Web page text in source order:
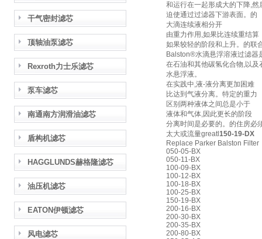
干气密封滤芯
顶轴油泵滤芯
Rexroth力士乐滤芯
泵车滤芯
南通南方润滑油滤芯
盾构机滤芯
HAGGLUNDS赫格隆滤芯
油压机滤芯
EATON伊顿滤芯
风电滤芯
和运行在一起形成大的下降,然
迫使通过过滤器下游表面。的
大滴连续液相分开
由重力作用,如果比连续重结算
如果较轻的阶段和上升。的联
Balston®水滴悬浮溶液过滤器
在石油和其他碳氢化合物,以及
水悬浮液。
在实践中,液-液分离更加困难
比达到气液分离。特定的重力
区别两种液体之间总是小于
液体和气体,因此更长的阶段
分离时间是必要的。的住房必
太大或流量greatl150-19-DX
Replace Parker Balston Filter
050-05-BX
050-11-BX
100-09-BX
100-12-BX
100-18-BX
100-25-BX
150-19-BX
200-16-BX
200-30-BX
200-35-BX
200-80-BX